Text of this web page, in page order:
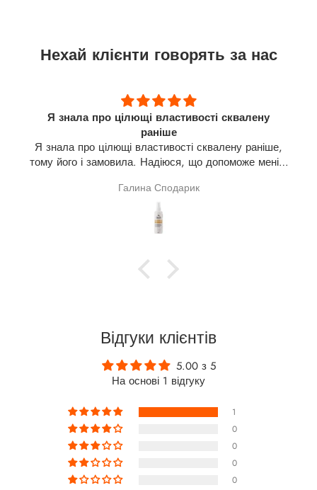
Нехай клієнти говорять за нас
Я знала про цілющі властивості сквалену
раніше
Я знала про цілющі властивості сквалену раніше,
тому його і замовила. Надіюся, що допоможе мені в
результат говорити зарано.
Галина Сподарик
Відгуки клієнтів
5.00 з 5
На основі 1 відгуку
1
0
0
0
0